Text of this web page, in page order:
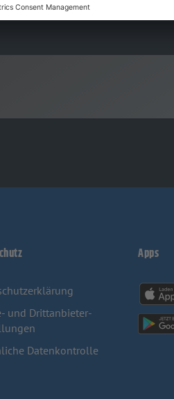
und Drittanbieter-
Datenkontrolle
Apps